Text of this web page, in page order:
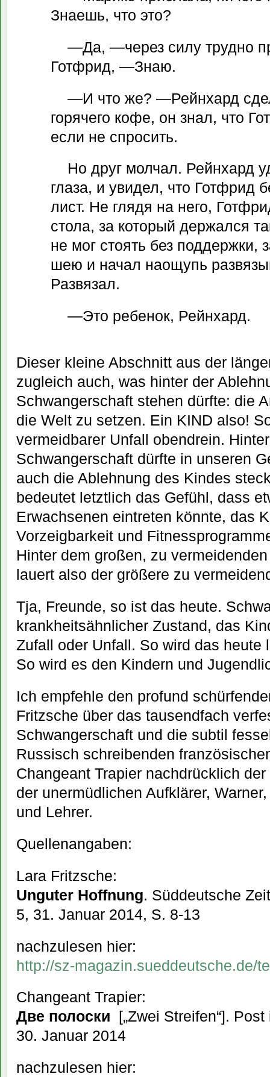
Знаешь, что это?
—Да, —через силу трудно
Готфрид, —Знаю.
—И что же? —Рейнхард
горячего кофе, он знал, что
если не спросить.
Но друг молчал. Рейнхард
глаза, и увидел, что Готфрид
лист. Не глядя на него,
стола, за который держался
не мог стоять без поддержки,
шею и начал наощупь
Развязал.
—Это ребенок, Рейнхард.
Dieser kleine Abschnitt aus der
zugleich auch, was hinter der
Schwangerschaft stehen dürfte: die
die Welt zu setzen. Ein KIND also!
vermeidbarer Unfall obendrein.
Schwangerschaft dürfte in unseren
auch die Ablehnung des Kindes
bedeutet letztlich das Gefühl, dass
Erwachsenen eintreten könnte, das
Vorzeigbarkeit und
Hinter dem großen, zu
lauert also der größere zu
Tja, Freunde, so ist das heute.
krankheitsähnlicher Zustand, das
Zufall oder Unfall. So wird das
So wird es den Kindern und
Ich empfehle den profund
Fritzsche über das tausendfach
Schwangerschaft und die subtil
Russisch schreibenden
Changeant Trapier nachdrücklich
der unermüdlichen Aufklärer,
und Lehrer.
Quellenangaben:
Lara Fritzsche:
Unguter Hoffnung. Süddeutsche
5, 31. Januar 2014, S. 8-13
nachzulesen hier:
http://sz-magazin.sueddeutsche.de/
Changeant Trapier:
Две полоски [„Zwei Streifen“].
30. Januar 2014
nachzulesen hier: